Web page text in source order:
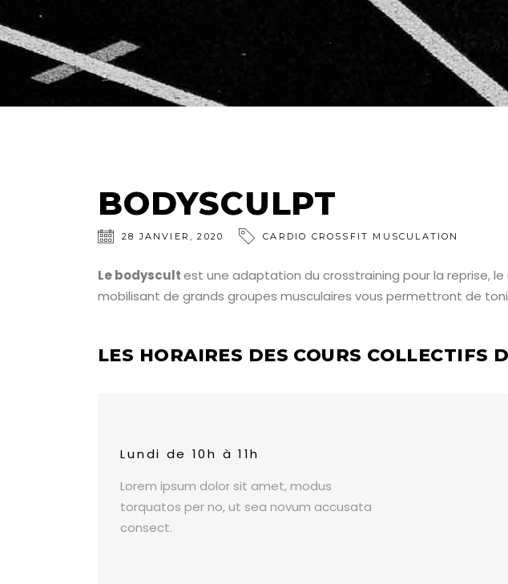
BODYSCULPT
28 JANVIER,2020 CARDIO CROSSFIT MUSCULATION
Le bodyscultest une adaptation du crosstraining pour la reprise,
mobilisant de grands groupes musculaires vous permettront de
LES HORAIRES DES COURS COLLECTIFS
Lundi de 10h à 11h
Lorem ipsum dolor sit amet, modus
torquatos per no, ut sea novum accusata
consect.